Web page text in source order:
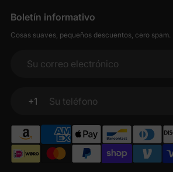
Boletín informativo
Cosas suaves, pequeños descuentos, cero spam.
Su correo electrónico
+1
Su teléfono